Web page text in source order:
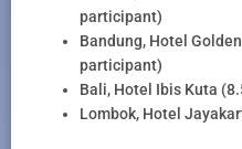
participant)
Bandung, Hotel
participant)
Bali, Hotel Ibis Kuta
Lombok, Hotel